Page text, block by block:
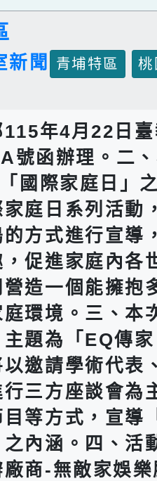
新聞 青埔特區
115年4月22日
號函辦理。二
國際家庭日」
庭日系列活動
方式進行宣導
促進家庭內各
造一個能擁抱
環境。三、本
題為「EQ傳
邀請學術代表
三方座談會為
目等方式，宣導
內涵。四、活
商-無敵家娛